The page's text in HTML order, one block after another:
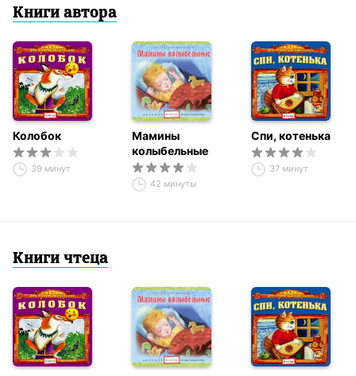
Книги автора
Колобок
39 минут
Мамины
колыбельные
42 минуты
Спи, котенька
37 минут
Книги чтеца